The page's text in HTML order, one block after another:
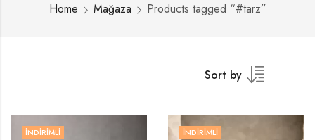
Home Mağaza Products tagged “#tarz”
Sort by
İNDIRIMLI
İNDIRIMLI